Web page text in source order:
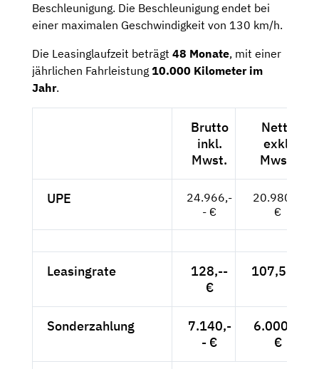
Beschleunigung. Die Beschleunigung endet bei
einer maximalen Geschwindigkeit von 130 km/h.
Die Leasinglaufzeit beträgt 48 Monate, mit einer
jährlichen Fahrleistung 10.000 Kilometer im
Jahr.
Brutto
inkl.
Mwst.
Netto
exkl.
Mwst.
UPE
24.966,-
- €
20.980,--
€
Leasingrate
128,--
€
107,56 €
Sonderzahlung
7.140,-
- €
6.000,--
€